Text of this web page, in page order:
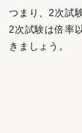
つまり、2次試
2次試験は倍率
きましょう。